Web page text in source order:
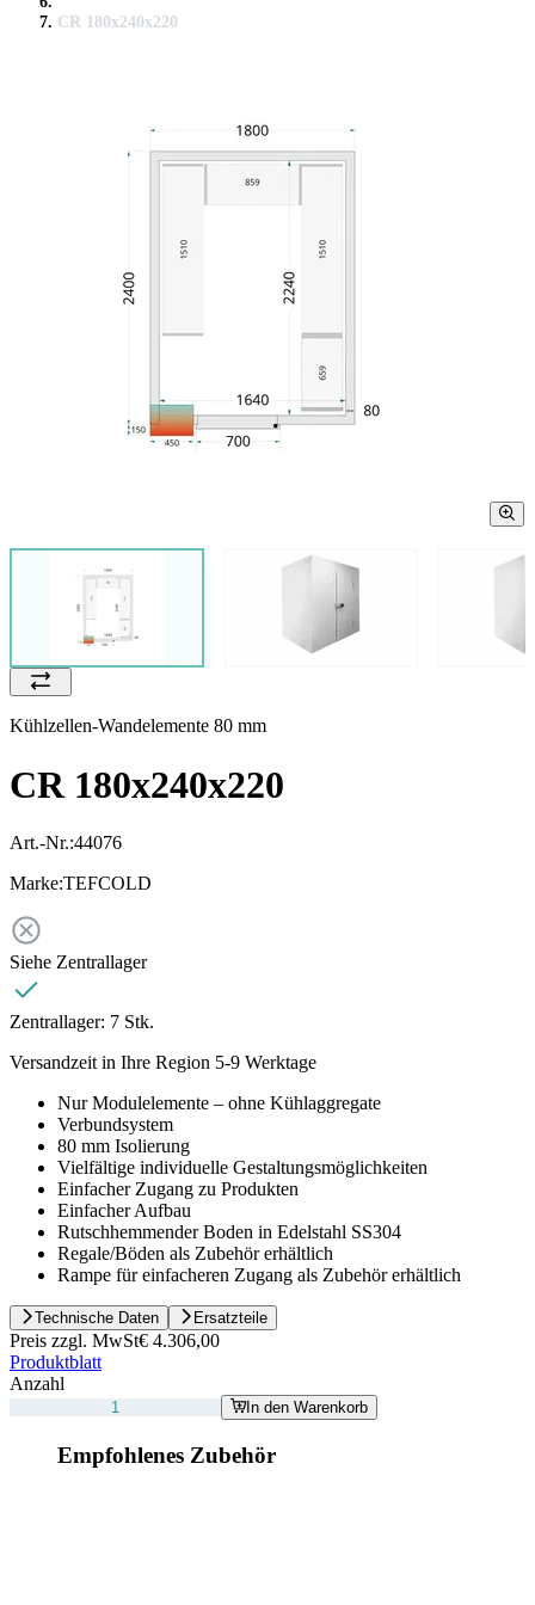
CR 180x240x220
Kühlzellen-Wandelemente 80 mm
CR 180x240x220
Art.-Nr.:44076
Marke:TEFCOLD
Siehe Zentrallager
Zentrallager: 7 Stk.
Versandzeit in Ihre Region 5-9 Werktage
Nur Modulelemente – ohne Kühlaggregate
Verbundsystem
80 mm Isolierung
Vielfältige individuelle Gestaltungsmöglichkeiten
Einfacher Zugang zu Produkten
Einfacher Aufbau
Rutschhemmender Boden in Edelstahl SS304
Regale/Böden als Zubehör erhältlich
Rampe für einfacheren Zugang als Zubehör erhältlich
Technische Daten Ersatzteile
Preis zzgl. MwSt€ 4.306,00
Produktblatt
Anzahl
In den Warenkorb
Empfohlenes Zubehör